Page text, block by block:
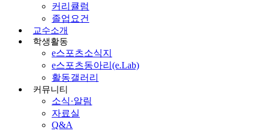
커리큘럼
졸업요건
교수소개
학생활동
e스포츠소식지
e스포츠동아리(e.Lab)
활동갤러리
커뮤니티
소식·알림
자료실
Q&A